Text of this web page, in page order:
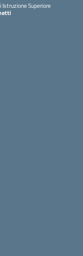
Superiore